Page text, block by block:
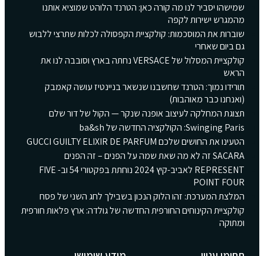
שמישהו יסביר לנו מה קורה כאן: הטרנד הלוהט שמוציא אותנו
מהמגרש ישירות לקפה
שוברות את המוסכמות: קולקציית הקפסולה לכלות שתרצי ללבוש
גם ביום שאחרי
קולקציית המסלול של VERSACE נחתה בארץ וסובבה לנו את
הראש
תורידו נמוך: הטרנד שחשבנו שנשאר בניינטיז עושה קאמבק
(ואנחנו כבר מאוהבות)
תצוגת המחלקה לעיצוב אופנה שנקר — הקול של דור שלם
Swinging Paris: הקולקציה החדשה של ba&sh
הטעינו את החושים שלכם GUCCI GUILTY ELIXIR DE PARFUM
SACARA זה לא מה שאת שמה על הפנים – זה הפנים
REPRESENT לאביב-קיץ 2024 נוחתת בפקטורי 54 וב- FIVE
POINT FOUR
המלצת המערכת: זהו הלוק הנכון בשבילך לחג השני של פסח
קולקציית הקינוחים החורפית החדשה של גולדה: ארץ פלאות חורפית
ומתוקה